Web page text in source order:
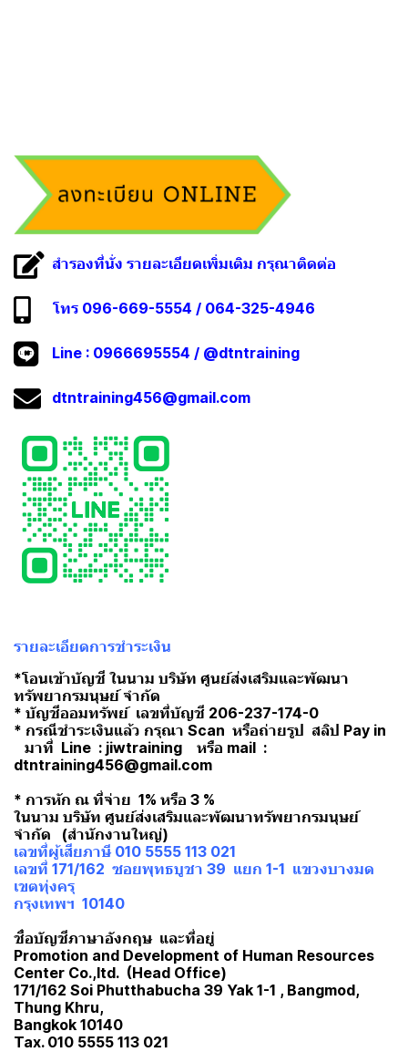
สำรองที่นั่ง รายละเอียดเพิ่มเติม กรุณาติดต่อ
โทร 096-669-5554 / 064-325-4946
Line : 0966695554 / @dtntraining
dtntraining456@gmail.com
รายละเอียดการชำระเงิน
*โอนเข้าบัญชี ในนาม บริษัท ศูนย์ส่งเสริมและพัฒนา
ทรัพยากรมนุษย์ จำกัด
* บัญชีออมทรัพย์ เลขที่บัญชี 206-237-174-0
* กรณีชำระเงินแล้ว กรุณา Scan หรือถ่ายรูป สลิป Pay in
มาที่ Line : jiwtraining หรือ mail :
dtntraining456@gmail.com
* การหัก ณ ที่จ่าย 1% หรือ 3 %
ในนาม บริษัท ศูนย์ส่งเสริมและพัฒนาทรัพยากรมนุษย์
จำกัด (สำนักงานใหญ่)
เลขที่ผู้เสียภาษี 010 5555 113 021
เลขที่ 171/162 ซอยพุทธบูชา 39 แยก 1-1 แขวงบางมด
เขตทุ่งครุ
กรุงเทพฯ 10140
ชื่อบัญชีภาษาอังกฤษ และที่อยู่
Promotion and Development of Human Resources
Center Co.,ltd. (Head Office)
171/162 Soi Phutthabucha 39 Yak 1-1 , Bangmod,
Thung Khru,
Bangkok 10140
Tax. 010 5555 113 021